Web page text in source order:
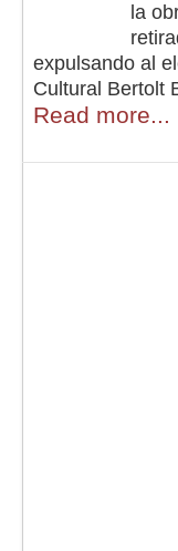
la
expulsando al
Cultural Bertolt
Read more...